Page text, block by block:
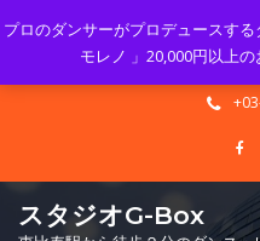
Mon -
スタジオG-Box
プロのダンサーがプロデュースす
モレノ 」20,000円以上の